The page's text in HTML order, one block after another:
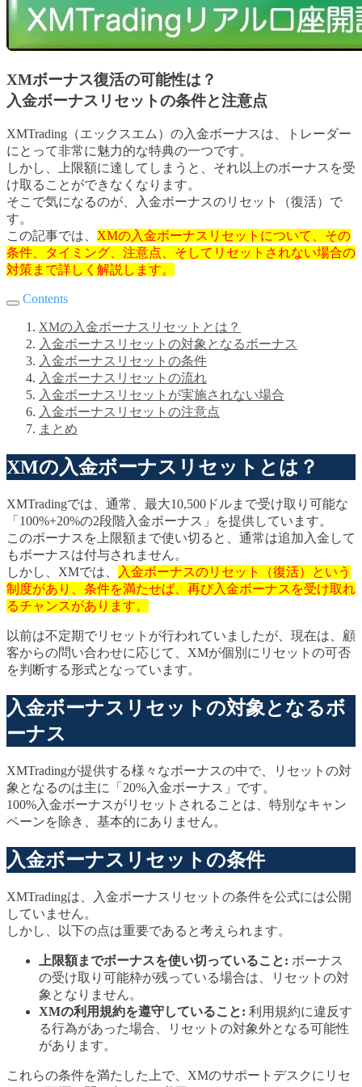
XMボーナス復活の可能性は？
入金ボーナスリセットの条件と注意点
XMTrading（エックスエム）の入金ボーナスは、トレーダー
にとって非常に魅力的な特典の一つです。
しかし、上限額に達してしまうと、それ以上のボーナスを受
け取ることができなくなります。
そこで気になるのが、入金ボーナスのリセット（復活）で
す。
この記事では、 XMの入金ボーナスリセットについて、その
条件、タイミング、注意点、そしてリセットされない場合の
対策まで詳しく解説します。
Contents
XMの入金ボーナスリセットとは？
入金ボーナスリセットの対象となるボーナス
入金ボーナスリセットの条件
入金ボーナスリセットの流れ
入金ボーナスリセットが実施されない場合
入金ボーナスリセットの注意点
まとめ
XMの入金ボーナスリセットとは？
XMTradingでは、通常、最大10,500ドルまで受け取り可能な
「100%+20%の2段階入金ボーナス」を提供しています。
このボーナスを上限額まで使い切ると、通常は追加入金して
もボーナスは付与されません。
しかし、XMでは、
入金ボーナスのリセット（復活）という
制度があり、条件を満たせば、再び入金ボーナスを受け取れ
るチャンスがあります。
以前は不定期でリセットが行われていましたが、現在は、顧
客からの問い合わせに応じて、XMが個別にリセットの可否
を判断する形式となっています。
入金ボーナスリセットの対象となるボ
ーナス
XMTradingが提供する様々なボーナスの中で、リセットの対
象となるのは主に「20%入金ボーナス」です。
100%入金ボーナスがリセットされることは、特別なキャン
ペーンを除き、基本的にありません。
入金ボーナスリセットの条件
XMTradingは、入金ボーナスリセットの条件を公式には公開
していません。
しかし、以下の点は重要であると考えられます。
上限額までボーナスを使い切っていること: ボーナス
の受け取り可能枠が残っている場合は、リセットの対
象となりません。
XMの利用規約を遵守していること: 利用規約に違反す
る行為があった場合、リセットの対象外となる可能性
があります。
これらの条件を満たした上で、XMのサポートデスクにリセ